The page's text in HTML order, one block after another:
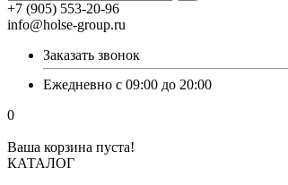
+7 (905) 553-20-96
info@holse-group.ru
Заказать звонок
Ежедневно с 09:00 до 20:00
0
Ваша корзина пуста!
КАТАЛОГ